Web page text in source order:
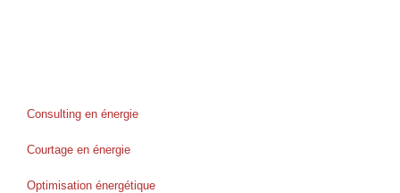
Consulting en énergie
Courtage en énergie
Optimisation énergétique